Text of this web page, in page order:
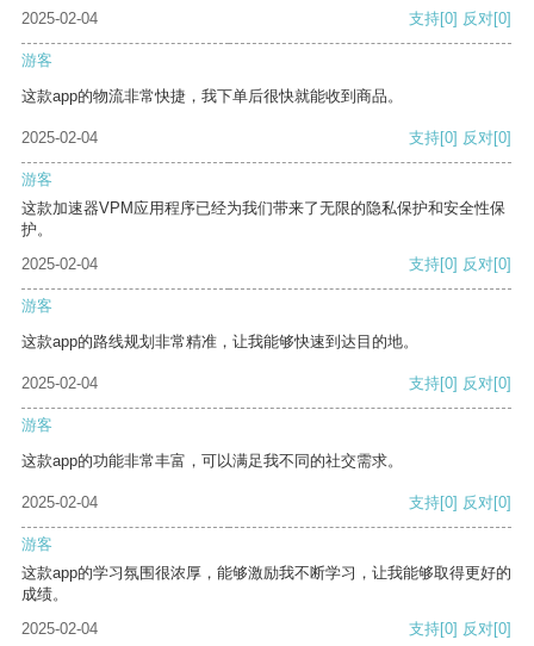
2025-02-04
支持[0] 反对[0]
游客
这款app的物流非常快捷，我下单后很快就能收到商品。
2025-02-04 支持[0] 反对[0]
游客
这款加速器VPM应用程序已经为我们带来了无限的隐私保护和安全性保
护。
2025-02-04
支持[0] 反对[0]
游客
这款app的路线规划非常精准，让我能够快速到达目的地。
2025-02-04 支持[0] 反对[0]
游客
这款app的功能非常丰富，可以满足我不同的社交需求。
2025-02-04 支持[0] 反对[0]
游客
这款app的学习氛围很浓厚，能够激励我不断学习，让我能够取得更好的
成绩。
2025-02-04
支持[0] 反对[0]